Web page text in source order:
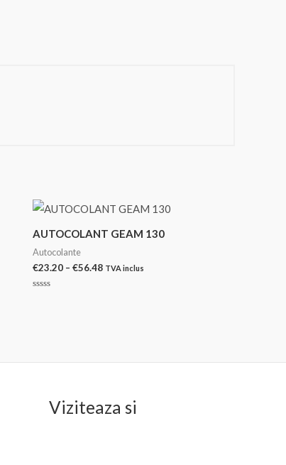
AUTOCOLANT GEAM 130
Autocolante
€23.20 – €56.48Interval
TVA inclus
Viziteaza si